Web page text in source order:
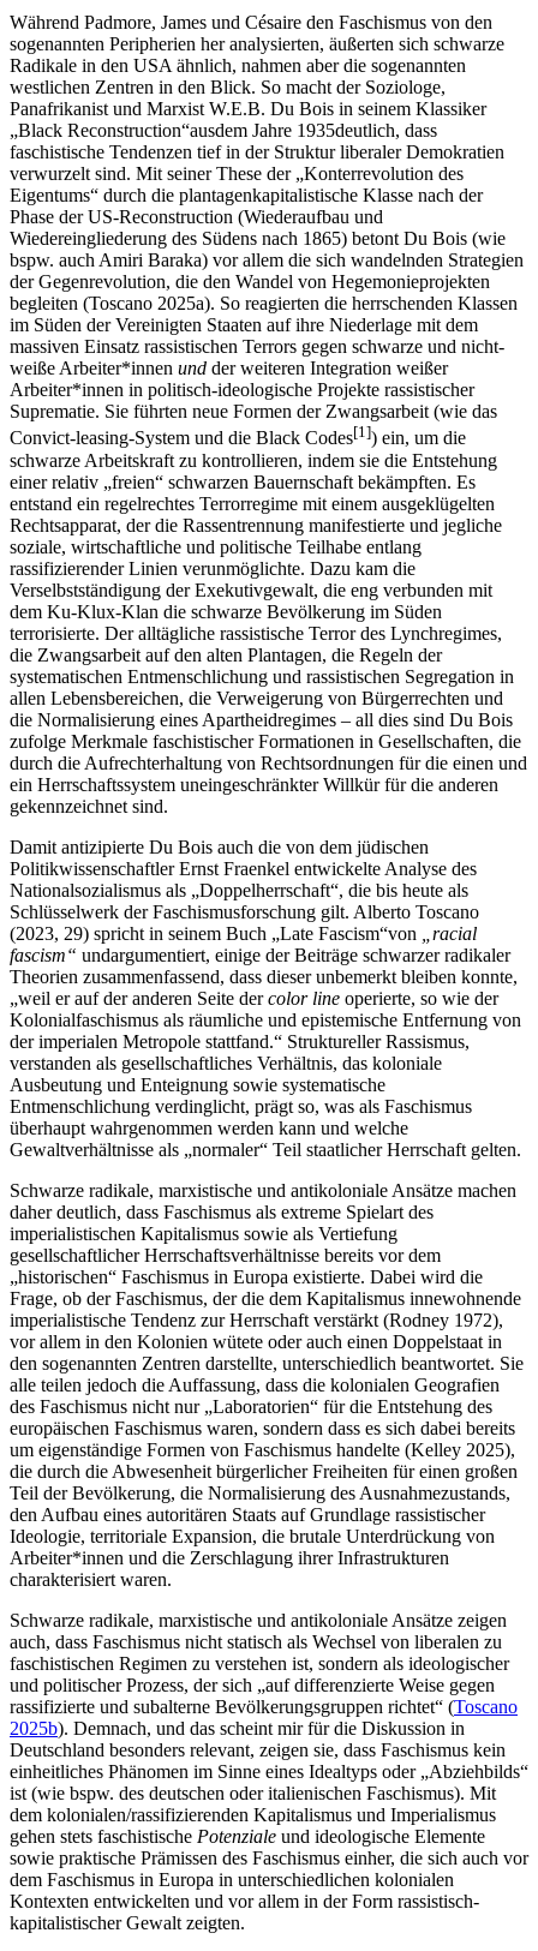
Während Padmore, James und Césaire den Faschismus von den
sogenannten Peripherien her analysierten, äußerten sich schwarze
Radikale in den USA ähnlich, nahmen aber die sogenannten
westlichen Zentren in den Blick. So macht der Soziologe,
Panafrikanist und Marxist W.E.B. Du Bois in seinem Klassiker
„Black Reconstruction“ausdem Jahre 1935deutlich, dass
faschistische Tendenzen tief in der Struktur liberaler Demokratien
verwurzelt sind. Mit seiner These der „Konterrevolution des
Eigentums“ durch die plantagenkapitalistische Klasse nach der
Phase der US-Reconstruction (Wiederaufbau und
Wiedereingliederung des Südens nach 1865) betont Du Bois (wie
bspw. auch Amiri Baraka) vor allem die sich wandelnden Strategien
der Gegenrevolution, die den Wandel von Hegemonieprojekten
begleiten (Toscano 2025a). So reagierten die herrschenden Klassen
im Süden der Vereinigten Staaten auf ihre Niederlage mit dem
massiven Einsatz rassistischen Terrors gegen schwarze und nicht-
weiße Arbeiter*innen und der weiteren Integration weißer
Arbeiter*innen in politisch-ideologische Projekte rassistischer
Suprematie. Sie führten neue Formen der Zwangsarbeit (wie das
Convict-leasing-System und die Black Codes[1]) ein, um die
schwarze Arbeitskraft zu kontrollieren, indem sie die Entstehung
einer relativ „freien“ schwarzen Bauernschaft bekämpften. Es
entstand ein regelrechtes Terrorregime mit einem ausgeklügelten
Rechtsapparat, der die Rassentrennung manifestierte und jegliche
soziale, wirtschaftliche und politische Teilhabe entlang
rassifizierender Linien verunmöglichte. Dazu kam die
Verselbstständigung der Exekutivgewalt, die eng verbunden mit
dem Ku-Klux-Klan die schwarze Bevölkerung im Süden
terrorisierte. Der alltägliche rassistische Terror des Lynchregimes,
die Zwangsarbeit auf den alten Plantagen, die Regeln der
systematischen Entmenschlichung und rassistischen Segregation in
allen Lebensbereichen, die Verweigerung von Bürgerrechten und
die Normalisierung eines Apartheidregimes – all dies sind Du Bois
zufolge Merkmale faschistischer Formationen in Gesellschaften, die
durch die Aufrechterhaltung von Rechtsordnungen für die einen und
ein Herrschaftssystem uneingeschränkter Willkür für die anderen
gekennzeichnet sind.
Damit antizipierte Du Bois auch die von dem jüdischen
Politikwissenschaftler Ernst Fraenkel entwickelte Analyse des
Nationalsozialismus als „Doppelherrschaft“, die bis heute als
Schlüsselwerk der Faschismusforschung gilt. Alberto Toscano
(2023, 29) spricht in seinem Buch „Late Fascism“von „racial
fascism“ undargumentiert, einige der Beiträge schwarzer radikaler
Theorien zusammenfassend, dass dieser unbemerkt bleiben konnte,
„weil er auf der anderen Seite dercolor line operierte, so wie der
Kolonialfaschismus als räumliche und epistemische Entfernung von
der imperialen Metropole stattfand.“ Struktureller Rassismus,
verstanden als gesellschaftliches Verhältnis, das koloniale
Ausbeutung und Enteignung sowie systematische
Entmenschlichung verdinglicht, prägt so, was als Faschismus
überhaupt wahrgenommen werden kann und welche
Gewaltverhältnisse als „normaler“ Teil staatlicher Herrschaft gelten.
Schwarze radikale, marxistische und antikoloniale Ansätze machen
daher deutlich, dass Faschismus als extreme Spielart des
imperialistischen Kapitalismus sowie als Vertiefung
gesellschaftlicher Herrschaftsverhältnisse bereits vor dem
„historischen“ Faschismus in Europa existierte. Dabei wird die
Frage, ob der Faschismus, der die dem Kapitalismus innewohnende
imperialistische Tendenz zur Herrschaft verstärkt (Rodney 1972),
vor allem in den Kolonien wütete oder auch einen Doppelstaat in
den sogenannten Zentren darstellte, unterschiedlich beantwortet. Sie
alle teilen jedoch die Auffassung, dass die kolonialen Geografien
des Faschismus nicht nur „Laboratorien“ für die Entstehung des
europäischen Faschismus waren, sondern dass es sich dabei bereits
um eigenständige Formen von Faschismus handelte (Kelley 2025),
die durch die Abwesenheit bürgerlicher Freiheiten für einen großen
Teil der Bevölkerung, die Normalisierung des Ausnahmezustands,
den Aufbau eines autoritären Staats auf Grundlage rassistischer
Ideologie, territoriale Expansion, die brutale Unterdrückung von
Arbeiter*innen und die Zerschlagung ihrer Infrastrukturen
charakterisiert waren.
Schwarze radikale, marxistische und antikoloniale Ansätze zeigen
auch, dass Faschismus nicht statisch als Wechsel von liberalen zu
faschistischen Regimen zu verstehen ist, sondern als ideologischer
und politischer Prozess, der sich „auf differenzierte Weise gegen
rassifizierte und subalterne Bevölkerungsgruppen richtet“ (Toscano
2025b). Demnach, und das scheint mir für die Diskussion in
Deutschland besonders relevant, zeigen sie, dass Faschismus kein
einheitliches Phänomen im Sinne eines Idealtyps oder „Abziehbilds“
ist (wie bspw. des deutschen oder italienischen Faschismus). Mit
dem kolonialen/rassifizierenden Kapitalismus und Imperialismus
gehen stets faschistische Potenziale und ideologische Elemente
sowie praktische Prämissen des Faschismus einher, die sich auch vor
dem Faschismus in Europa in unterschiedlichen kolonialen
Kontexten entwickelten und vor allem in der Form rassistisch-
kapitalistischer Gewalt zeigten.